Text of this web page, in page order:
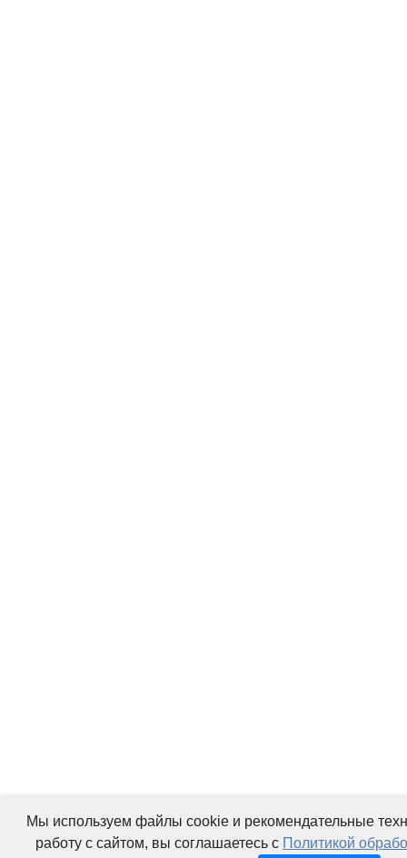
Мы используем файлы cookie и рекомендательные
работу с сайтом, вы соглашаетесь с Политикой